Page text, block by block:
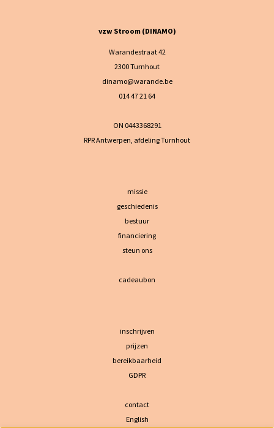
vzw Stroom (DINAMO)
Warandestraat 42
2300 Turnhout
dinamo@warande.be
014 47 21 64
ON 0443368291
RPR Antwerpen, afdeling Turnhout
missie
geschiedenis
bestuur
financiering
steun ons
cadeaubon
inschrijven
prijzen
bereikbaarheid
GDPR
contact
English